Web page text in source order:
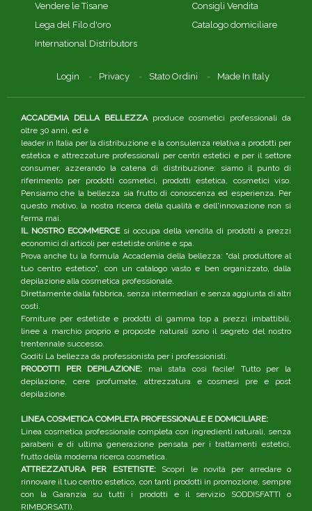
Vendere le Tisane
Lega del Filo d'oro
International Distributors
Consigli Vendita
Catalogo domiciliare
Login Privacy Stato Ordini Made In Italy
ACCADEMIA DELLA BELLEZZAproduce cosmetici professionali da
oltre 30 anni, ed è
leader in Italia per la distribuzione e la consulenza relativa a prodotti per
estetica e attrezzature professionali per centri estetici e per il settore
consumer, azzerando la catena di distribuzione: siamo il punto di
riferimento per prodotti cosmetici, prodotti estetica, cosmetici viso.
Pensiamo che la bellezza sia frutto di conoscenza ed esperienza. Per
questo motivo, la nostra ricerca della qualità e dell'innovazione non si
ferma mai.
IL NOSTRO ECOMMERCEsi occupa della vendita di prodotti a prezzi
economici di articoli per estetiste online e spa.
Prova anche tu la formula Accademia della bellezza: "dal produttore al
tuo centro estetico", con un catalogo vasto e ben organizzato, dalla
depilazione alla cosmetica professionale.
Direttamente dalla fabbrica, senza intermediari e senza aggiunta di altri
costi.
Forniture per estetiste e prodotti di gamma top a prezzi imbattibili,
linee a marchio proprio e proposte naturali sono il segreto del nostro
trentennale successo.
Goditi La bellezza da professionista per i professionisti.
PRODOTTI PER DEPILAZIONE: mai stata così facile! Tutto per la
depilazione, cere profumate, attrezzatura e cosmesi pre e post
depilazione.
LINEA COSMETICA COMPLETA PROFESSIONALE E DOMICILIARE:
Linea cosmetica professionale completa con ingredienti naturali, senza
parabeni e di ultima generazione pensata per i trattamenti estetici,
frutto della moderna ricerca cosmetica.
ATTREZZATURA PER ESTETISTE:Scopri le novità per arredare o
rinnovare il tuo centro estetico, con tanti prodotti in promozione, sempre
con la Garanzia su tutti i prodotti e il servizio SODDISFATTI o
RIMBORSATI).